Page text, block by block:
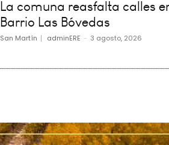
La comuna reasfalta calles
Barrio Las Bóvedas
San Martín adminERE - 3 agosto, 2026